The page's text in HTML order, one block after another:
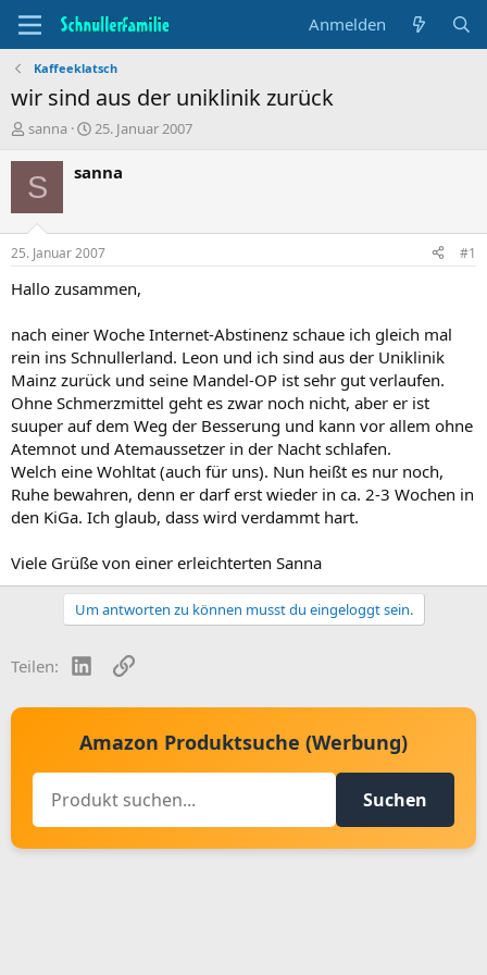
Anmelden
Kaffeeklatsch
wir sind aus der uniklinik zurück
T
e
m
n
t
a
e
r
sanna
B
g
d
a
t
25. Januar 2007
S sanna
25. Januar 2007 #1
Hallo zusammen,
nach einer Woche Internet-Abstinenz schaue ich gleich mal
rein ins Schnullerland. Leon und ich sind aus der Uniklinik
Mainz zurück und seine Mandel-OP ist sehr gut verlaufen.
Ohne Schmerzmittel geht es zwar noch nicht, aber er ist
suuper auf dem Weg der Besserung und kann vor allem ohne
Atemnot und Atemaussetzer in der Nacht schlafen.
Welch eine Wohltat (auch für uns). Nun heißt es nur noch,
Ruhe bewahren, denn er darf erst wieder in ca. 2-3 Wochen in
den KiGa. Ich glaub, dass wird verdammt hart.
Viele Grüße von einer erleichterten Sanna
Um antworten zu können musst du eingeloggt sein.
Teilen: LinkedInLink
Amazon Produktsuche (Werbung)
Suchen